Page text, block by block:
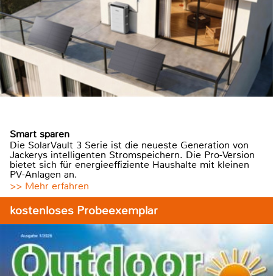
Smart sparen
Die SolarVault 3 Serie ist die neueste Generation von
Jackerys intelligenten Stromspeichern. Die Pro-Version
bietet sich für energieeffiziente Haushalte mit kleinen
PV-Anlagen an.
>> Mehr erfahren
kostenloses Probeexemplar